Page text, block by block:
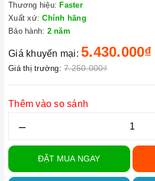
Thương hiệu: Faster
Xuất xứ: Chính hãng
Bảo hành: 2 năm
Giá khuyến mại: 5.430.000₫
Giá thị trường: 7.250.000₫
Thêm vào so sánh
–
ĐẶT MUA NGAY